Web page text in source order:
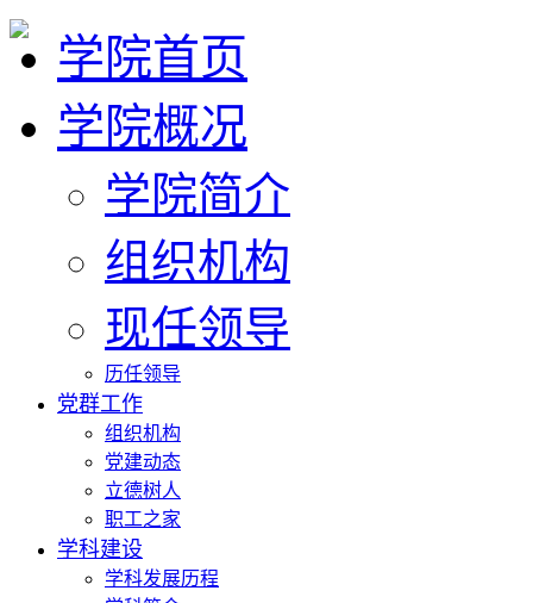
学院首页
学院概况
学院简介
组织机构
现任领导
历任领导
党群工作
组织机构
党建动态
立德树人
职工之家
学科建设
学科发展历程